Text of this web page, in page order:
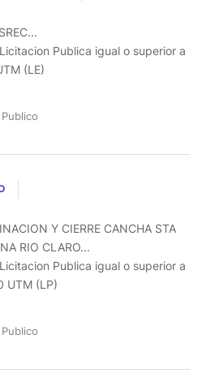
Publica igual o superior a
(LE)
Y CIERRE CANCHA STA
RIO CLARO...
Publica igual o superior a
UTM (LP)